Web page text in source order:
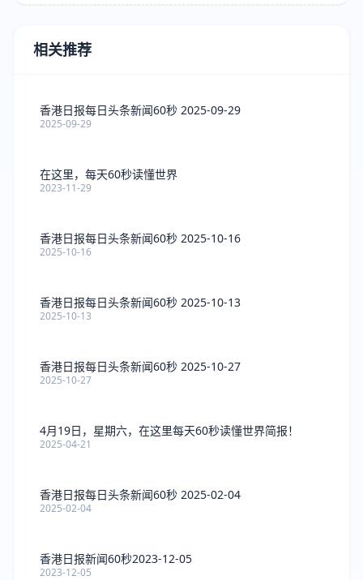
相关推荐
香港日报每日头条新闻60秒 2025-09-29
2025-09-29
在这里，每天60秒读懂世界
2023-11-29
香港日报每日头条新闻60秒 2025-10-16
2025-10-16
香港日报每日头条新闻60秒 2025-10-13
2025-10-13
香港日报每日头条新闻60秒 2025-10-27
2025-10-27
4月19日，星期六，在这里每天60秒读懂世界简报！
2025-04-21
香港日报每日头条新闻60秒 2025-02-04
2025-02-04
香港日报新闻60秒2023-12-05
2023-12-05